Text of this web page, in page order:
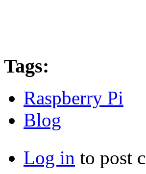
Tags:
Raspberry Pi
Blog
Log in to post